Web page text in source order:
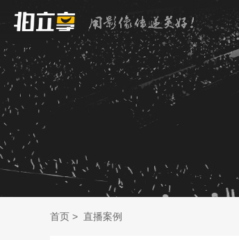
首页 > 直播案例